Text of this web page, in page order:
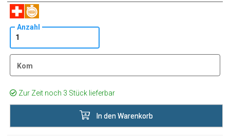
Anzahl
Kom
Zur Zeit noch 3 Stück lieferbar
In den Warenkorb